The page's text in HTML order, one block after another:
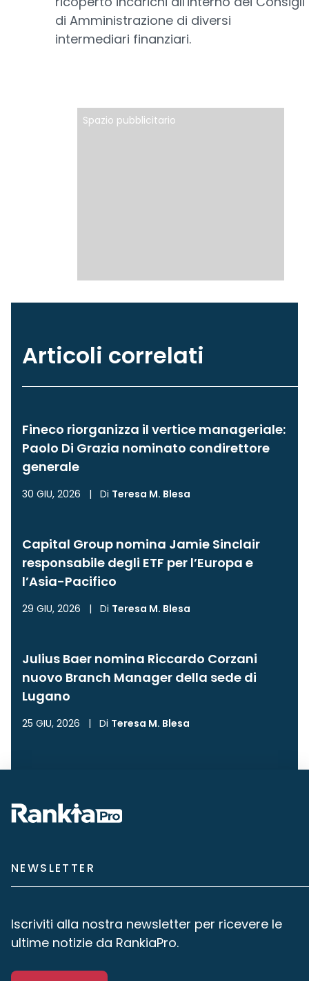
di Amministrazione di diversi
intermediari finanziari.
Spazio pubblicitario
Articoli correlati
Fineco riorganizza il vertice manageriale:
Paolo Di Grazia nominato condirettore
generale
30 GIU, 2026 | Di Teresa M. Blesa
Capital Group nomina Jamie Sinclair
responsabile degli ETF per l’Europa e
l’Asia-Pacifico
29 GIU, 2026 | Di Teresa M. Blesa
Julius Baer nomina Riccardo Corzani
nuovo Branch Manager della sede di
Lugano
25 GIU, 2026 | Di Teresa M. Blesa
NEWSLETTER
Iscriviti alla nostra newsletter per ricevere le
ultime notizie da RankiaPro.